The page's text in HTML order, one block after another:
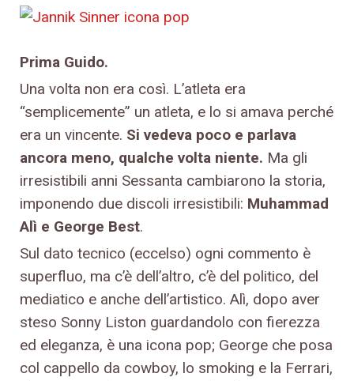
Prima Guido.
Una volta non era così. L’atleta era
“semplicemente” un atleta, e lo si amava perché
era un vincente. Si vedeva poco e parlava
ancora meno, qualche volta niente. Ma gli
irresistibili anni Sessanta cambiarono la storia,
imponendo due discoli irresistibili: Muhammad
Alì e George Best.
Sul dato tecnico (eccelso) ogni commento è
superfluo, ma c’è dell’altro, c’è del politico, del
mediatico e anche dell’artistico. Alì, dopo aver
steso Sonny Liston guardandolo con fierezza
ed eleganza, è una icona pop; George che posa
col cappello da cowboy, lo smoking e la Ferrari,